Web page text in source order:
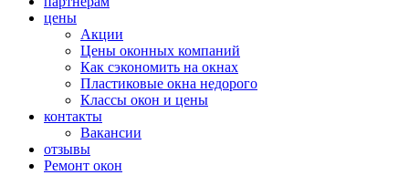
цены
Акции
Цены оконных компаний
Как сэкономить на окнах
Пластиковые окна недорого
Классы окон и цены
контакты
Вакансии
отзывы
Ремонт окон